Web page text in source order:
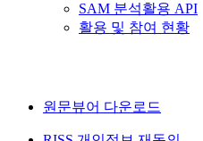
SAM 분석활용 API
활용 및 참여 현황
원문뷰어 다운로드